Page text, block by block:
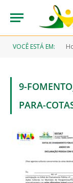
VOCÊ ESTÁ EM:
9-
PARA-